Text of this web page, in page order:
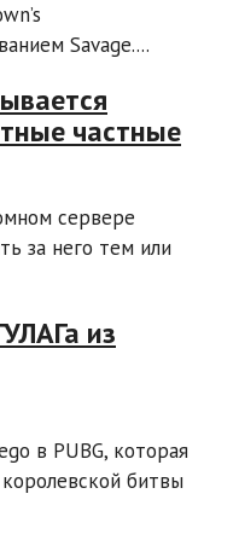
Savage....
частные
сервере
за него тем или
из
в PUBG, которая
битвы